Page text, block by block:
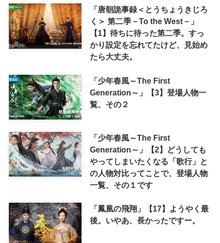
「唐朝詭事録＜とうちょうきじろ
く＞ 第二季－To the West－」
【1】待ちに待った第二季。すっ
かり設定を忘れてたけど、見始め
たら大丈夫。
「少年春風～The First
Generation～」【3】登場人物一
覧、その２
「少年春風～The First
Generation～」【2】どうしても
やってしまいたくなる「歌行」と
の人物対比ってことで、登場人物
一覧、その１です
「鳳凰の飛翔」【17】ようやく最
後。いやあ、長かったですー。